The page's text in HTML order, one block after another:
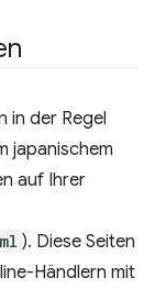
in der Regel
japanischem
auf Ihrer
). Diese Seiten
Händlern mit